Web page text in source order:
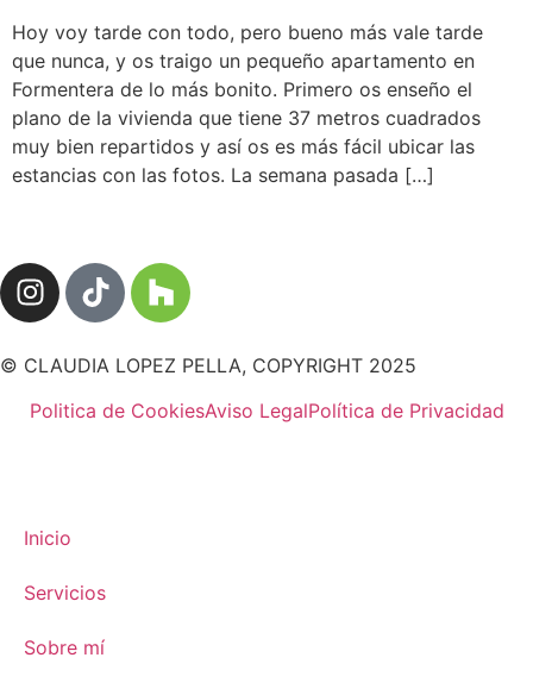
Hoy voy tarde con todo, pero bueno más vale tarde
que nunca, y os traigo un pequeño apartamento en
Formentera de lo más bonito. Primero os enseño el
plano de la vivienda que tiene 37 metros cuadrados
muy bien repartidos y así os es más fácil ubicar las
estancias con las fotos. La semana pasada […]
© CLAUDIA LOPEZ PELLA, COPYRIGHT 2025
Politica de CookiesAviso LegalPolítica de Privacidad
Inicio
Servicios
Sobre mí